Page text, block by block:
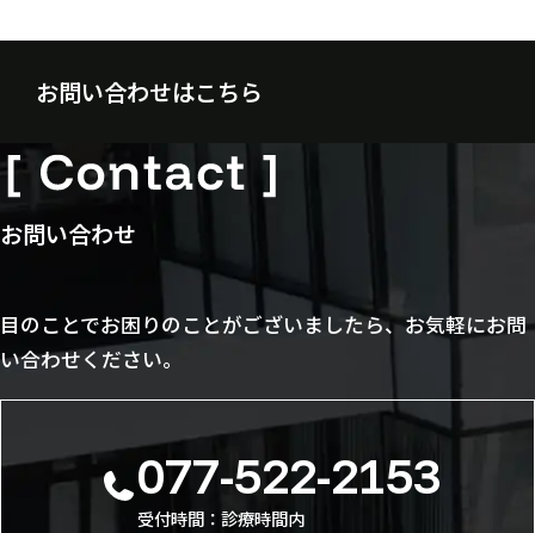
お問い合わせはこちら
お問い合わせ
目のことでお困りのことがございましたら、お気軽にお問
い合わせください。
077-522-2153
受付時間：診療時間内